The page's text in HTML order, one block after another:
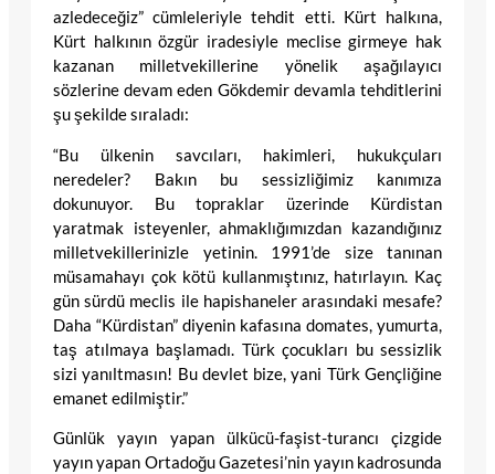
azledeceğiz” cümleleriyle tehdit etti. Kürt halkına,
Kürt halkının özgür iradesiyle meclise girmeye hak
kazanan milletvekillerine yönelik aşağılayıcı
sözlerine devam eden Gökdemir devamla tehditlerini
şu şekilde sıraladı:
“Bu ülkenin savcıları, hakimleri, hukukçuları
neredeler? Bakın bu sessizliğimiz kanımıza
dokunuyor. Bu topraklar üzerinde Kürdistan
yaratmak isteyenler, ahmaklığımızdan kazandığınız
milletvekillerinizle yetinin. 1991’de size tanınan
müsamahayı çok kötü kullanmıştınız, hatırlayın. Kaç
gün sürdü meclis ile hapishaneler arasındaki mesafe?
Daha “Kürdistan” diyenin kafasına domates, yumurta,
taş atılmaya başlamadı. Türk çocukları bu sessizlik
sizi yanıltmasın! Bu devlet bize, yani Türk Gençliğine
emanet edilmiştir.”
Günlük yayın yapan ülkücü-faşist-turancı çizgide
yayın yapan Ortadoğu Gazetesi’nin yayın kadrosunda